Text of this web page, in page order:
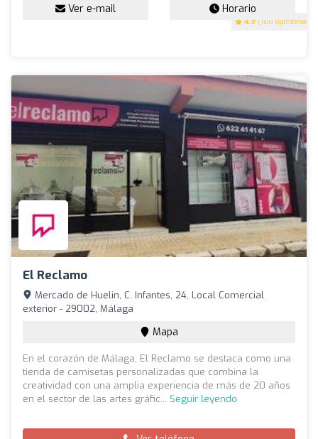
4.9 (100 opiniones)
Ver e-mail Horario
El Reclamo
Mercado de Huelin, C. Infantes, 24, Local Comercial
exterior - 29002, Málaga
Mapa
En el corazón de Málaga, El Reclamo se destaca como una
tienda de camisetas personalizadas que combina la
creatividad con una amplia experiencia de más de 20 años
en el sector de las artes gráfic... Seguir leyendo